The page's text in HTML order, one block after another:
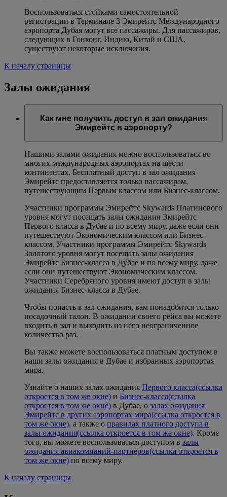
Воспользоваться стойками самостоятельной
регистрации в Терминале 3 Эмирейтс Международного
аэропорта Дубая могут все пассажиры. Для пассажиров,
следующих в Гонконг, Индию, Китай и США,
существуют некоторые исключения.
К началу страницы
Залы ожидания
Как мне получить доступ в зал ожидания
Эмирейтс в аэропорту?
Нашими залами ожидания можно воспользоваться во
многих международных аэропортах на шести
континентах. Бесплатный доступ в зал ожидания
Эмирейтс предоставляется только пассажирам,
путешествующим Первым классом или Бизнес-классом.
Участники программы Эмирейтс Skywards Платинового
уровня могут посещать залы ожидания Эмирейтс
Первого класса в Дубае и по всему миру, даже если они
путешествуют Экономическим классом или Бизнес-
классом. Участники программы Эмирейтс Skywards
Золотого уровня могут посещать залы ожидания
Эмирейтс Бизнес-класса в Дубае и по всему миру, даже
если они путешествуют Экономическим классом.
Участники Серебряного уровня имеют доступ в залы
ожидания Бизнес-класса в Дубае.
Чтобы попасть в зал ожидания, вам понадобится только
посадочный талон. В ожидании своего рейса вы можете
входить в зал и выходить из него неограниченное
количество раз.
Вы также можете воспользоваться платным доступом в
наши залы ожидания в Дубае и избранных аэропортах
мира.
Узнайте о наших залах ожидания Первого класса(ссылка
откроется в том же окне) и Бизнес-класса(ссылка
откроется в том же окне) в Дубае, о залах ожидания
Эмирейтс в других аэропортах мира(ссылка откроется в
том же окне), а также о правилах платного доступа в
залы ожидания(ссылка откроется в том же окне). Кроме
того, вы можете воспользоваться доступом в залы
ожидания авиакомпаний-партнеров(ссылка откроется в
том же окне) по всему миру.
К началу страницы